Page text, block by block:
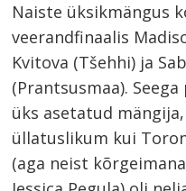
Naiste üksikmängus
veerandfinaalis
Kvitova (Tšehhi) ja
(Prantsusmaa).
üks asetatud
üllatuslikum kui
(aga neist